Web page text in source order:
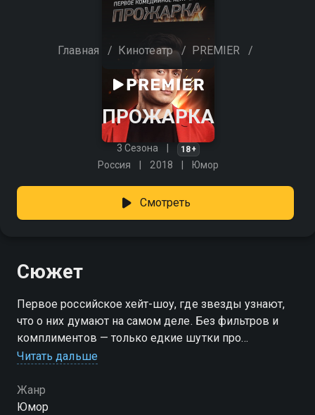
Главная / Кинотеатр / PREMIER /
ПРОЖАРКА
3 Сезона 18+
Россия 2018 Юмор
Смотреть
Сюжет
Первое российское хейт-шоу, где звезды узнают,
что о них думают на самом деле. Без фильтров и
комплиментов — только едкие шутки про
внешность, карьеру, романы и промахи. На сцене —
кроме злого юмора и жажды прожарки. А в кресле
напротив — селебрити, которым остаётся только
Читать дальше
Жанр
Юмор